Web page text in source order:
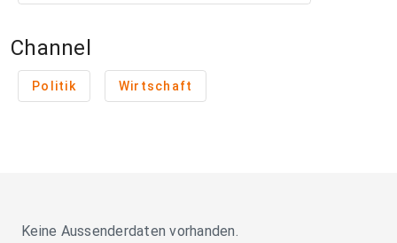
Channel
Politik Wirtschaft
Keine Aussenderdaten vorhanden.